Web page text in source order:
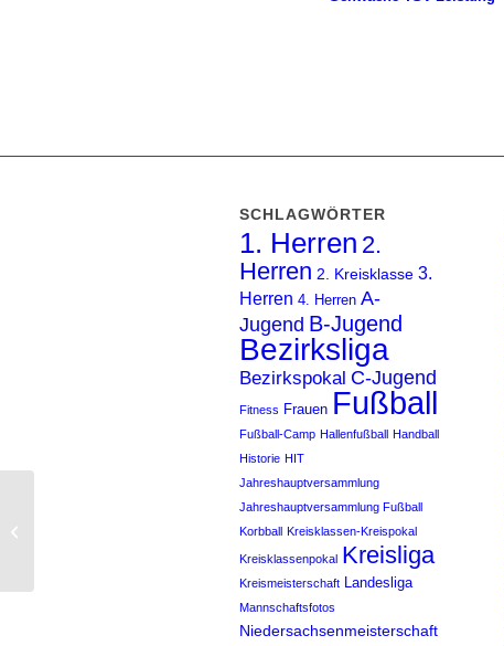
SCHLAGWÖRTER
1. Herren 2.
Herren 2. Kreisklasse 3.
Herren 4. Herren A-
Jugend B-Jugend
Bezirksliga
Bezirkspokal C-Jugend
Fitness Frauen Fußball
Fußball-Camp Hallenfußball Handball
Historie HIT
Jahreshauptversammlung
Jahreshauptversammlung Fußball
Korbball Kreisklassen-Kreispokal
Kreisklassenpokal Kreisliga
Kreismeisterschaft Landesliga
Mannschaftsfotos
Niedersachsenmeisterschaft